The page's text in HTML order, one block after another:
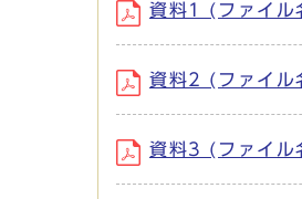
資料1 (ファイ
資料2 (ファイ
資料3 (ファイ